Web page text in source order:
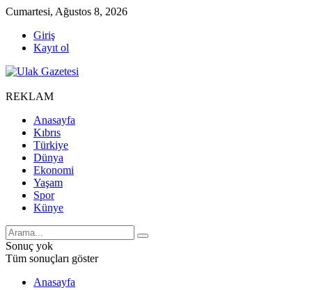
Cumartesi, Ağustos 8, 2026
Giriş
Kayıt ol
REKLAM
Anasayfa
Kıbrıs
Türkiye
Dünya
Ekonomi
Yaşam
Spor
Künye
Sonuç yok
Tüm sonuçları göster
Anasayfa